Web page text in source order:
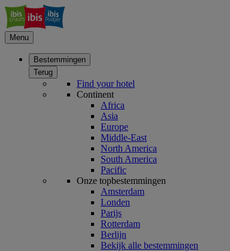
Menu
Bestemmingen
Terug
Find your hotel
Continent
Africa
Asia
Europe
Middle-East
North America
South America
Pacific
Onze topbestemmingen
Amsterdam
Londen
Parijs
Rotterdam
Berlijn
Bekijk alle bestemmingen